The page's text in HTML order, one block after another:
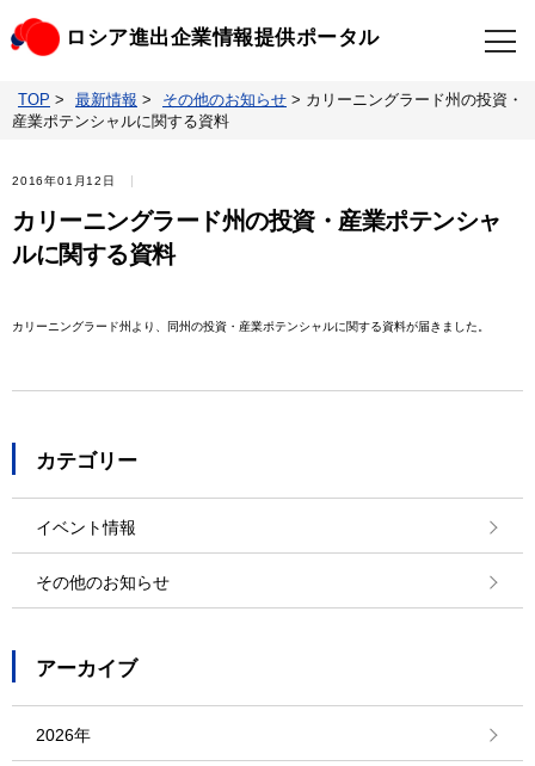
ロシア進出企業情報提供ポータル
TOP
ビジネスニュースクリップ
ロシア情報データベース
TOP > 最新情報 > その他のお知らせ > カリーニングラード州の投資・
産業ポテンシャルに関する資料
2016年01月12日
カリーニングラード州の投資・産業ポテンシャ
ルに関する資料
カリーニングラード州より、同州の投資・産業ポテンシャルに関する資料が届きました。
カテゴリー
イベント情報
その他のお知らせ
アーカイブ
2026年